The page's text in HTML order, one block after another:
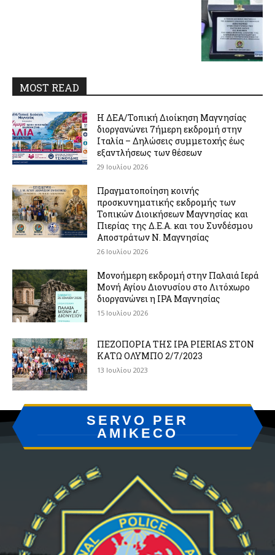
MOST READ
Η ΔΕΑ/Τοπική Διοίκηση Μαγνησίας
διοργανώνει 7ήμερη εκδρομή στην
Ιταλία – Δηλώσεις συμμετοχής έως
εξαντλήσεως των θέσεων
29 Ιουλίου 2026
Πραγματοποίηση κοινής
προσκυνηματικής εκδρομής των
Τοπικών Διοικήσεων Μαγνησίας και
Πιερίας της Δ.Ε.Α. και του Συνδέσμου
Αποστράτων Ν. Μαγνησίας
26 Ιουλίου 2026
Μονοήμερη εκδρομή στην Παλαιά Ιερά
Μονή Αγίου Διονυσίου στο Λιτόχωρο
διοργανώνει η IPA Μαγνησίας
15 Ιουλίου 2026
ΠΕΖΟΠΟΡΙΑ ΤΗΣ IPA PIERIAS ΣΤΟΝ
ΚΑΤΩ ΟΛΥΜΠΟ 2/7/2023
13 Ιουλίου 2023
SERVO PER
AMIKECO